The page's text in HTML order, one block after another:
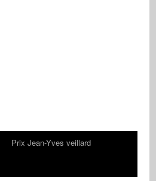
Prix Jean-Yves veillard